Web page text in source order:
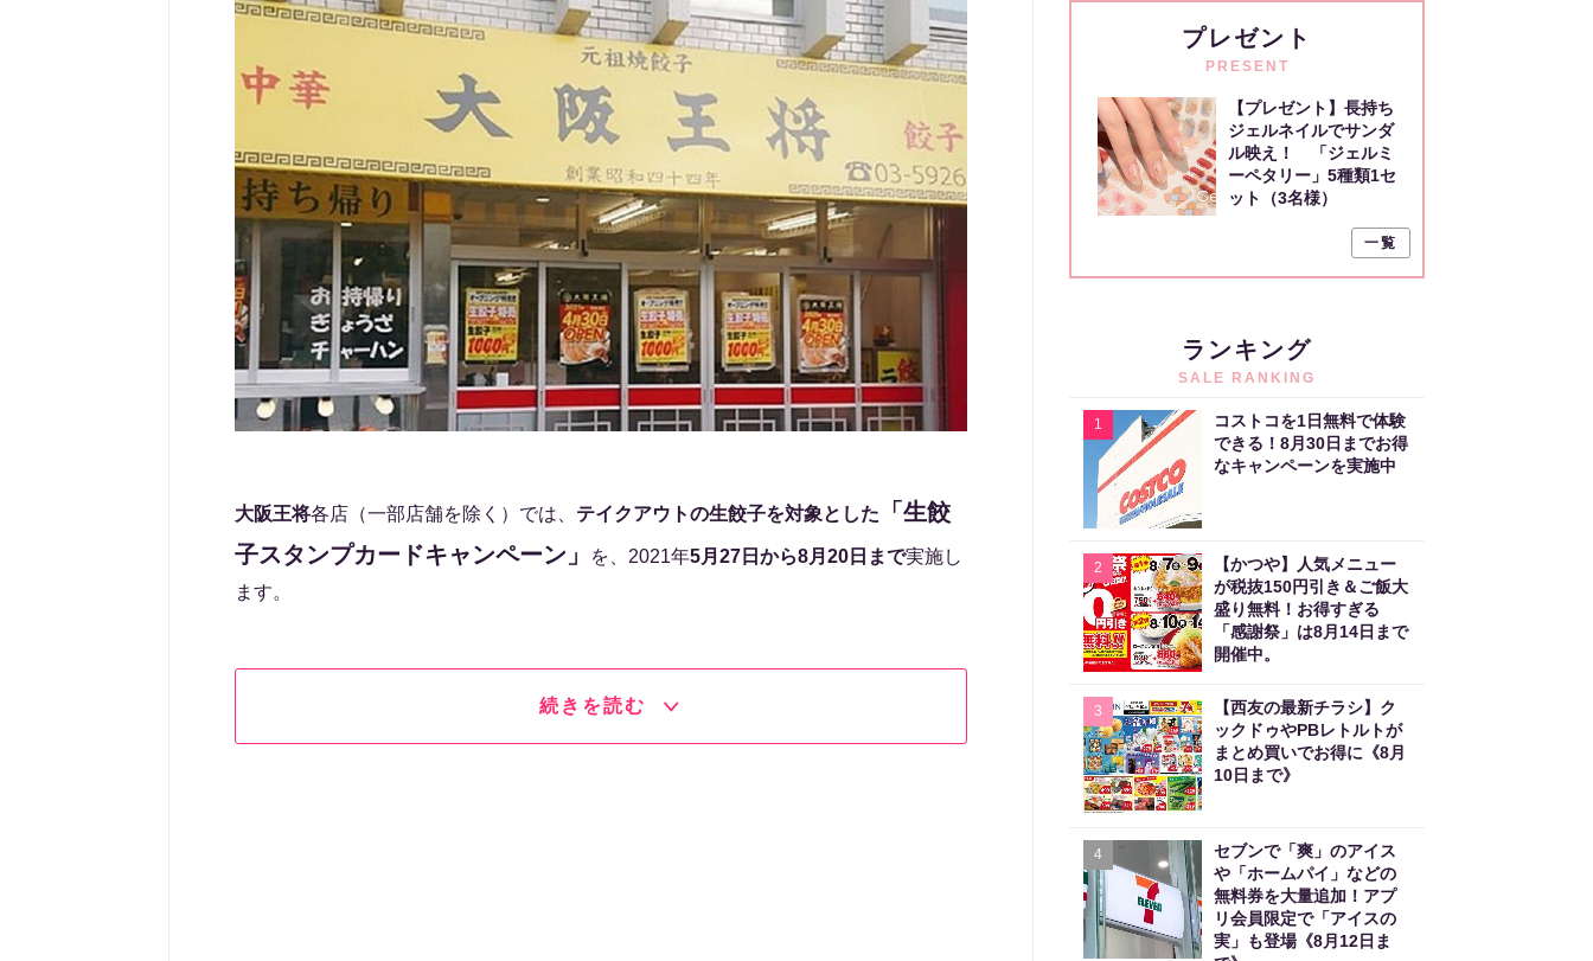
大阪王将各店（一部店舗を除く）では、 テイクアウトの生餃子を対象とした
「生餃
子スタンプカードキャンペーン」
を、2021年5月27日から8月20日まで実施し
ます。
続きを読む
プレゼント
PRESENT
【プレゼント】長持ち
ジェルネイルでサンダ
ル映え！ 「ジェルミ
ーペタリー」5種類1セ
ット（3名様）
一覧
ランキング
SALE RANKING
1
コストコを1日無料で体験
できる！8月30日までお得
なキャンペーンを実施中
2
【かつや】人気メニュー
が税抜150円引き＆ご飯大
盛り無料！お得すぎる
「感謝祭」は8月14日まで
開催中。
3
【西友の最新チラシ】ク
ックドゥやPBレトルトが
まとめ買いでお得に《8月
10日まで》
4
セブンで「爽」のアイス
や「ホームパイ」などの
無料券を大量追加！アプ
リ会員限定で「アイスの
実」も登場《8月12日ま